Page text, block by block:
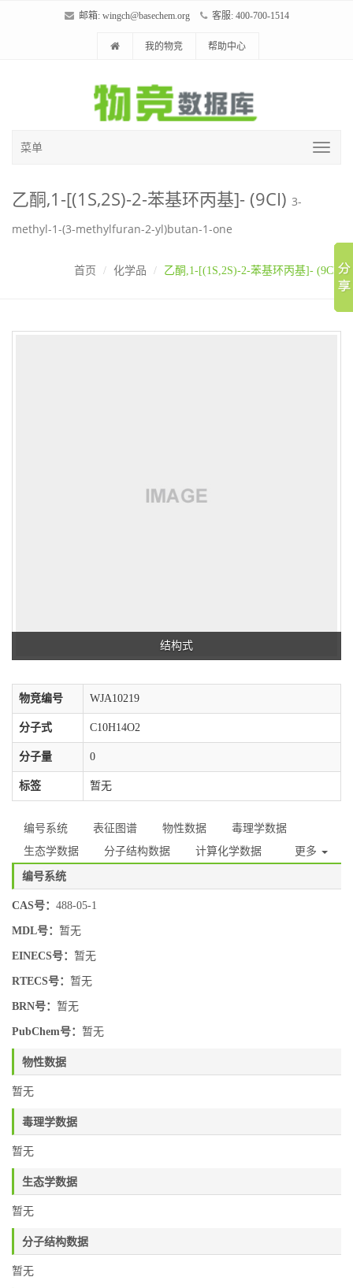
邮箱: wingch@basechem.org 客服: 400-700-1514
我的物竞 帮助中心
菜单
乙酮,1-[(1S,2S)-2-苯基环丙基]- (9CI) 3-
methyl-1-(3-methylfuran-2-yl)butan-1-one
首页 化学品 乙酮,1-[(1S,2S)-2-苯基环丙基]- (9CI)
结构式
物竞编号 WJA10219
分子式 C10H14O2
分子量 0
标签 暂无
编号系统 表征图谱 物性数据
毒理学数据
生态学数据
分子结构数据 计算化学数据 更多
编号系统
CAS号： 488-05-1
MDL号： 暂无
EINECS号： 暂无
RTECS号： 暂无
BRN号： 暂无
PubChem号： 暂无
物性数据
暂无
毒理学数据
暂无
生态学数据
暂无
分子结构数据
暂无